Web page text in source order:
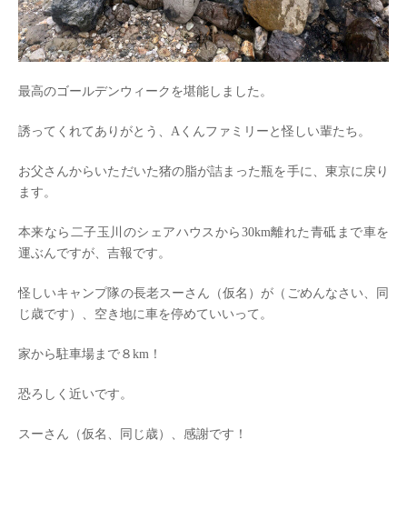
最高のゴールデンウィークを堪能しました。
誘ってくれてありがとう、Aくんファミリーと怪しい輩たち。
お父さんからいただいた猪の脂が詰まった瓶を手に、東京に戻り
ます。
本来なら二子玉川のシェアハウスから30km離れた青砥まで車を
運ぶんですが、吉報です。
怪しいキャンプ隊の長老スーさん（仮名）が（ごめんなさい、同
じ歳です）、空き地に車を停めていいって。
家から駐車場まで８km！
恐ろしく近いです。
スーさん（仮名、同じ歳）、感謝です！